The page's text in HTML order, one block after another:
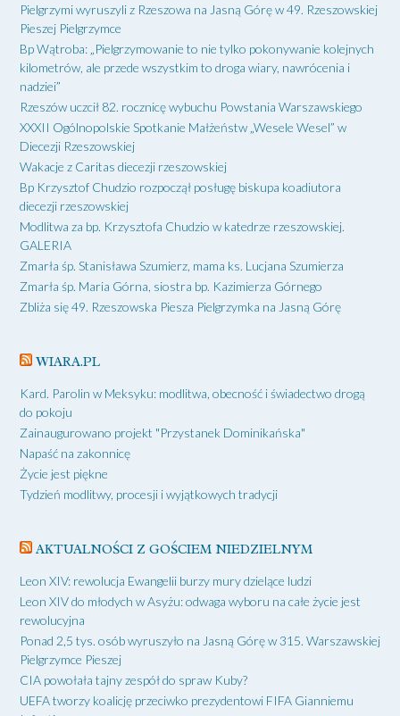
Pielgrzymi wyruszyli z Rzeszowa na Jasną Górę w 49. Rzeszowskiej
Pieszej Pielgrzymce
Bp Wątroba: „Pielgrzymowanie to nie tylko pokonywanie kolejnych
kilometrów, ale przede wszystkim to droga wiary, nawrócenia i
nadziei”
Rzeszów uczcił 82. rocznicę wybuchu Powstania Warszawskiego
XXXII Ogólnopolskie Spotkanie Małżeństw „Wesele Wesel” w
Diecezji Rzeszowskiej
Wakacje z Caritas diecezji rzeszowskiej
Bp Krzysztof Chudzio rozpoczął posługę biskupa koadiutora
diecezji rzeszowskiej
Modlitwa za bp. Krzysztofa Chudzio w katedrze rzeszowskiej.
GALERIA
Zmarła śp. Stanisława Szumierz, mama ks. Lucjana Szumierza
Zmarła śp. Maria Górna, siostra bp. Kazimierza Górnego
Zbliża się 49. Rzeszowska Piesza Pielgrzymka na Jasną Górę
WIARA.PL
Kard. Parolin w Meksyku: modlitwa, obecność i świadectwo drogą
do pokoju
Zainaugurowano projekt "Przystanek Dominikańska"
Napaść na zakonnicę
Życie jest piękne
Tydzień modlitwy, procesji i wyjątkowych tradycji
AKTUALNOŚCI Z GOŚCIEM NIEDZIELNYM
Leon XIV: rewolucja Ewangelii burzy mury dzielące ludzi
Leon XIV do młodych w Asyżu: odwaga wyboru na całe życie jest
rewolucyjna
Ponad 2,5 tys. osób wyruszyło na Jasną Górę w 315. Warszawskiej
Pielgrzymce Pieszej
CIA powołała tajny zespół do spraw Kuby?
UEFA tworzy koalicję przeciwko prezydentowi FIFA Gianniemu